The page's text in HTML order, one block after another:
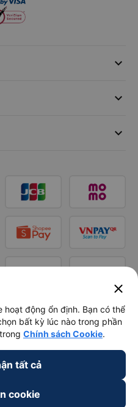
keyboard_arrow_down
keyboard_arrow_down
keyboard_arrow_down
close
hoạt động ổn định. Bạn có thể
bất kỳ lúc nào trong phần
Chính sách Cookie.
tất cả
cookie